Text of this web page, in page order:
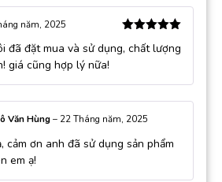
hạng55
năm, 2025
đã đặt mua và sử dụng, chất lượng
giá cũng hợp lý nữa!
Văn Hùng– 22 Tháng năm, 2025
cảm ơn anh đã sử dụng sản phẩm
em ạ!